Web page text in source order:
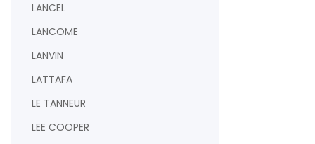
LANCEL
LANCOME
LANVIN
LATTAFA
LE TANNEUR
LEE COOPER